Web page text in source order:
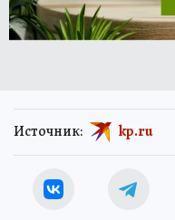
Источник: kp.ru